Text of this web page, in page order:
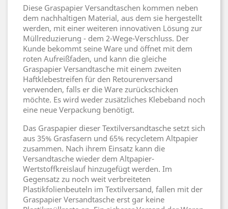
Diese Graspapier Versandtaschen kommen neben
dem nachhaltigen Material, aus dem sie hergestellt
werden, mit einer weiteren innovativen Lösung zur
Müllreduzierung - dem 2-Wege-Verschluss. Der
Kunde bekommt seine Ware und öffnet mit dem
roten Aufreißfaden, und kann die gleiche
Graspapier Versandtasche mit einem zweiten
Haftklebestreifen für den Retourenversand
verwenden, falls er die Ware zurückschicken
möchte. Es wird weder zusätzliches Klebeband noch
eine neue Verpackung benötigt.
Das Graspapier dieser Textilversandtasche setzt sich
aus 35% Grasfasern und 65% recycletem Altpapier
zusammen. Nach ihrem Einsatz kann die
Versandtasche wieder dem Altpapier-
Wertstoffkreislauf hinzugefügt werden. Im
Gegensatz zu noch weit verbreiteten
Plastikfolienbeuteln im Textilversand, fallen mit der
Graspapier Versandtasche erst gar keine